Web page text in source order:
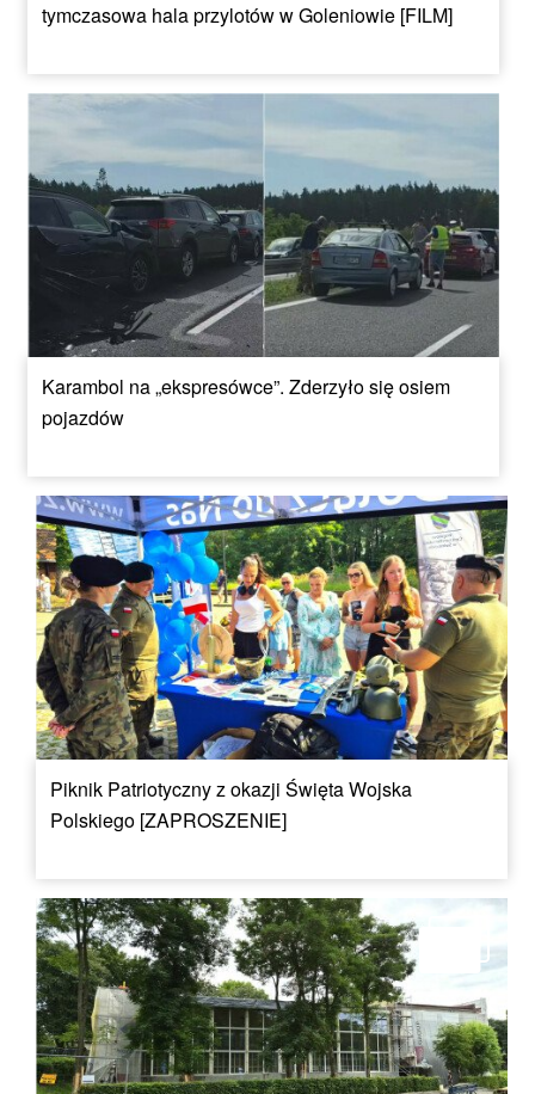
tymczasowa hala przylotów w Goleniowie [FILM]
Karambol na „ekspresówce”. Zderzyło się osiem
pojazdów
Piknik Patriotyczny z okazji Święta Wojska
Polskiego [ZAPROSZENIE]